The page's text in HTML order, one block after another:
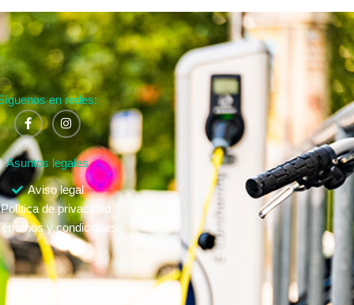
en redes:
Asuntos legales
Aviso legal
Política de privacidad
y condiciones